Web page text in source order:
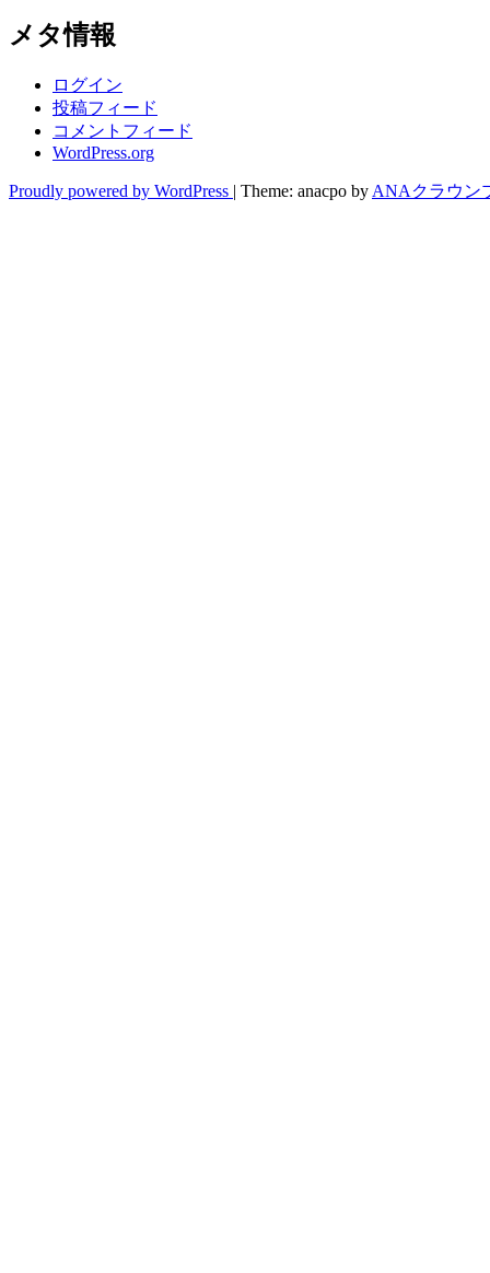
メタ情報
ログイン
投稿フィード
コメントフィード
WordPress.org
Proudly powered by WordPress | Theme: anacpo by ANAクラウン